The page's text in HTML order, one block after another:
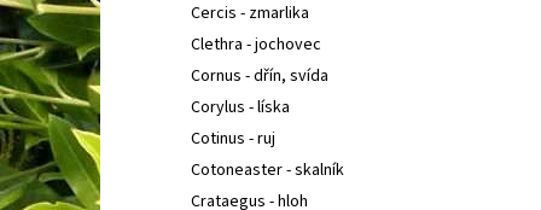
Cercis - zmarlika
Clethra - jochovec
Cornus - dřín, svída
Corylus - líska
Cotinus - ruj
Cotoneaster - skalník
Crataegus - hloh